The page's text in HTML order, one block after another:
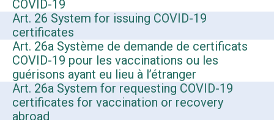
COVID-19
Art. 26 System for issuing COVID-19
certificates
Art. 26a Système de demande de certificats
COVID-19 pour les vaccinations ou les
guérisons ayant eu lieu à l’étranger
Art. 26a System for requesting COVID-19
certificates for vaccination or recovery
abroad